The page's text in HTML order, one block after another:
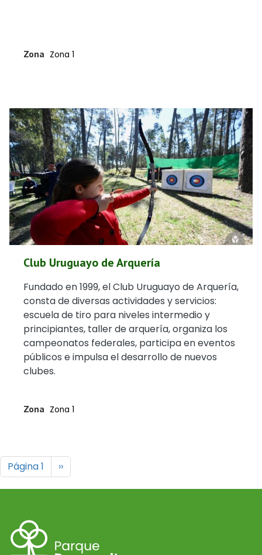
Zona Zona 1
Club Uruguayo de Arquería
Fundado en 1999, el Club Uruguayo de Arquería,
consta de diversas actividades y servicios:
escuela de tiro para niveles intermedio y
principiantes, taller de arquería, organiza los
campeonatos federales, participa en eventos
públicos e impulsa el desarrollo de nuevos
clubes.
Zona Zona 1
Paginación
Página 1 Siguiente página
››